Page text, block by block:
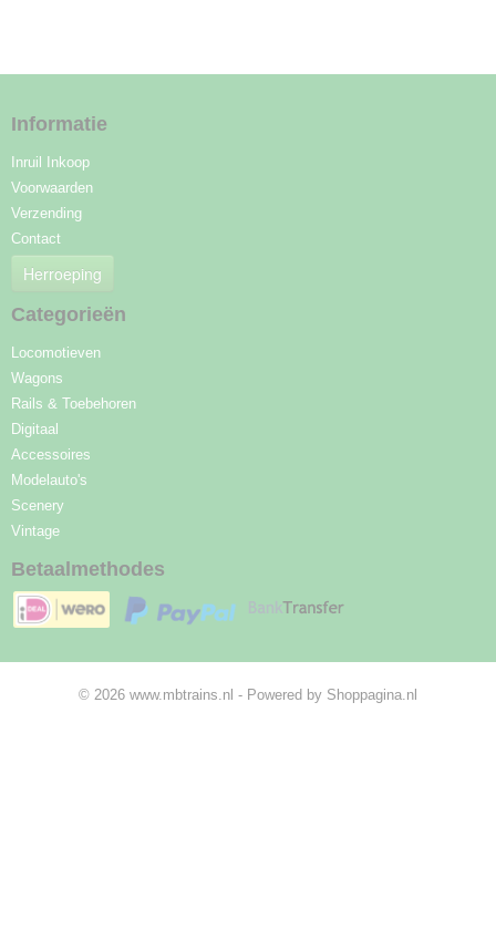
Informatie
Inruil Inkoop
Voorwaarden
Verzending
Contact
Herroeping
Categorieën
Locomotieven
Wagons
Rails & Toebehoren
Digitaal
Accessoires
Modelauto's
Scenery
Vintage
Betaalmethodes
© 2026 www.mbtrains.nl - Powered by Shoppagina.nl